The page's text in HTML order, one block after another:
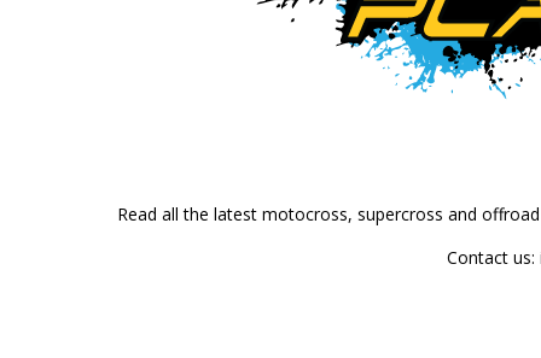
Read all the latest motocross, supercross and
Contact us: